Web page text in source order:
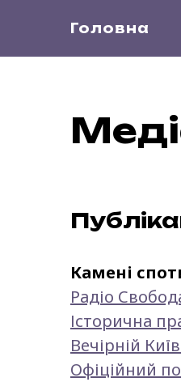
Головна
Камені
Радіо
Історична
Вечірній
Офіційний